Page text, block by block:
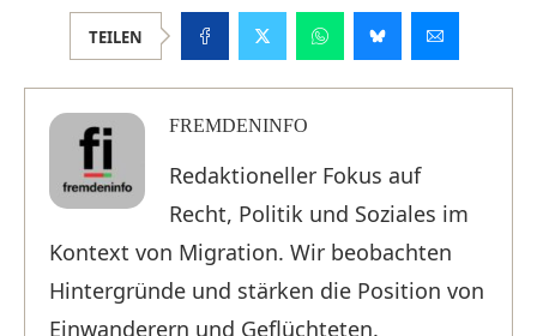
TEILEN
FREMDENINFO
Redaktioneller Fokus auf
Recht, Politik und Soziales im
Kontext von Migration. Wir beobachten
Hintergründe und stärken die Position von
Einwanderern und Geflüchteten.